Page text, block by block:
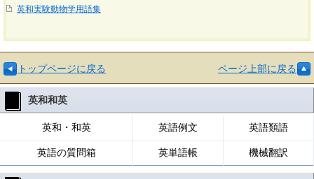
英和実験動物学用語集
トップページに戻る ページ上部に戻る
英和和英
英和・和英 英語例文 英語類語
英語の質問箱 英単語帳 機械翻訳